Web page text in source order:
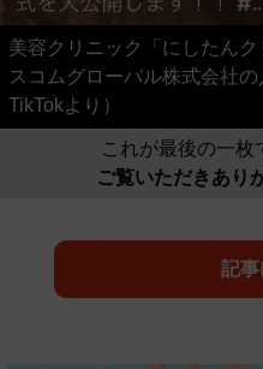
美容クリニック「にしたん
スコムグローバル株式会社
TikTokより）
これが最後の一枚
ご覧いただきあり
記事